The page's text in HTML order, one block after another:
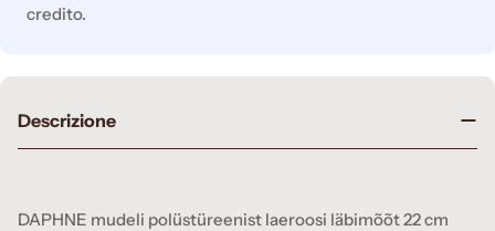
credito.
Descrizione
DAPHNE mudeli polüstüreenist laeroosi läbimõõt 22 cm